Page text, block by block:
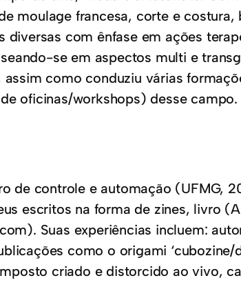
moulage francesa, corte e costura,
com ênfase em ações
se em aspectos multi e
como conduziu várias
oficinas/workshops) desse campo.
de controle e automação (UFMG,
escritos na forma de zines, livro
Suas experiências incluem:
como o origami ‘cubozine/
criado e distorcido ao vivo,